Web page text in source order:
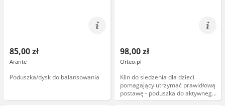
85,00 zł
Arante
Poduszka/dysk do balansowania
98,00 zł
Orteo.pl
Klin do siedzenia dla dzieci
pomagający utrzymać prawidłową
postawę - poduszka do aktywnego
siedzenia i ćwiczeń